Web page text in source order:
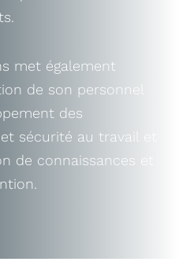
met également
de son personnel
des
sécurité au travail et
de connaissances et